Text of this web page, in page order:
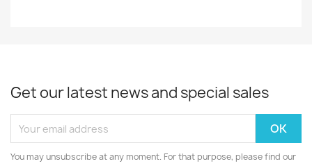
Get our latest news and special sales
You may unsubscribe at any moment. For that purpose, please find our